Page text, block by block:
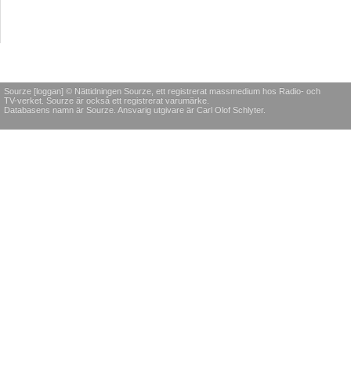
Sourze [loggan] © Nättidningen Sourze, ett registrerat massmedium hos Radio- och
TV-verket. Sourze är också ett registrerat varumärke.
Databasens namn är Sourze. Ansvarig utgivare är Carl Olof Schlyter.